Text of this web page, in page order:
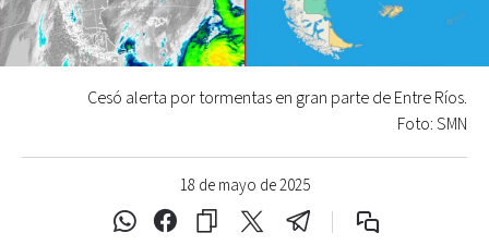
18 de mayo de 2025
Cesó alerta por tormentas en gran parte de Entre Ríos.
Foto: SMN